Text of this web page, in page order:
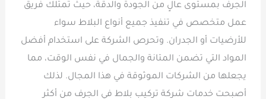
الجرف بمستوى عالٍ من الجودة والدقة، حيث تمتلك فريق
عمل متخصص في تنفيذ جميع أنواع البلاط سواء
للأرضيات أو الجدران. وتحرص الشركة على استخدام أفضل
المواد التي تضمن المتانة والجمال في نفس الوقت، مما
يجعلها من الشركات الموثوقة في هذا المجال. لذلك
أصبحت خدمات شركة تركيب بلاط في الجرف من أكثر